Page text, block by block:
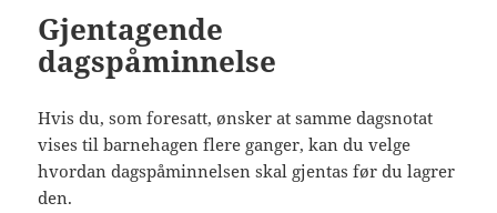
Gjentagende
dagspåminnelse
Hvis du, som foresatt, ønsker at samme dagsnotat
vises til barnehagen flere ganger, kan du velge
hvordan dagspåminnelsen skal gjentas før du lagrer
den.